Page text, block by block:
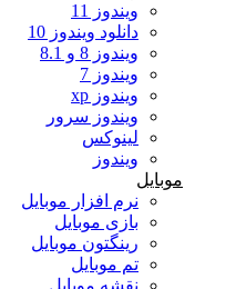
ویندوز 11
دانلود ویندوز 10
ویندوز 8 و 8.1
ویندوز 7
ویندوز xp
ویندوز سرور
لینوکس
ویندوز
موبایل
نرم افزار موبایل
بازی موبایل
رینگتون موبایل
تم موبایل
نقشه موبایل